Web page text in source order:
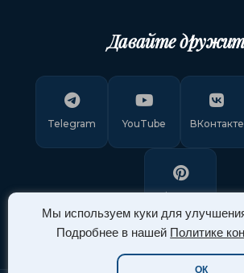
Мы используем куки для
Подробнее в нашей Политике
ОК
Давайте
Telegram YouTube ВКонтакте
Pinterest